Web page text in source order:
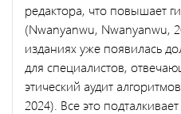
редактора, что повышает
(Nwanyanwu, Nwanyanwu,
изданиях уже появилась
для специалистов,
этический аудит
2024). Все это